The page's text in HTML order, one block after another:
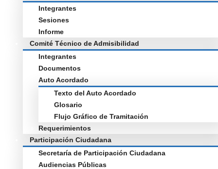
Integrantes
Sesiones
Informe
Comité Técnico de Admisibilidad
Integrantes
Documentos
Auto Acordado
Texto del Auto Acordado
Glosario
Flujo Gráfico de Tramitación
Requerimientos
Participación Ciudadana
Secretaría de Participación Ciudadana
Audiencias Públicas